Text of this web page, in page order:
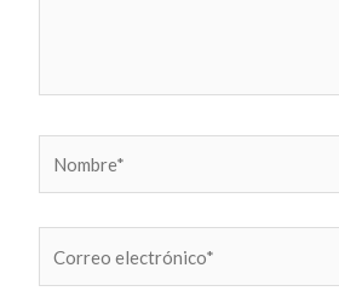
electrónico*